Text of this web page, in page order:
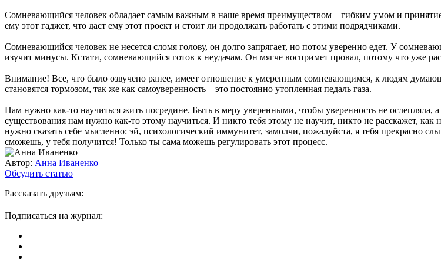
Сомневающийся человек обладает самым важным в наше время преимуществом – гибким умом и
ему этот гаджет, что даст ему этот проект и стоит ли продолжать работать с этими подрядчиками.
Сомневающийся человек не несется сломя голову, он долго запрягает, но потом уверенно едет. У
изучит минусы. Кстати, сомневающийся готов к неудачам. Он мягче воспримет провал, потому что уже
Внимание! Все, что было озвучено ранее, имеет отношение к умеренным сомневающимся, к людям
становятся тормозом, так же как самоуверенность – это постоянно утопленная педаль газа.
Нам нужно как-то научиться жить посредине. Быть в меру уверенными, чтобы уверенность не ослепляла,
существования нам нужно как-то этому научиться. И никто тебя этому не научит, никто не расскажет,
нужно сказать себе мысленно: эй, психологический иммунитет, замолчи, пожалуйста, я тебя прекрасно
сможешь, у тебя получится! Только ты сама можешь регулировать этот процесс.
Автор: Анна Иваненко
Обсудить статью
Рассказать друзьям:
Подписаться на журнал: